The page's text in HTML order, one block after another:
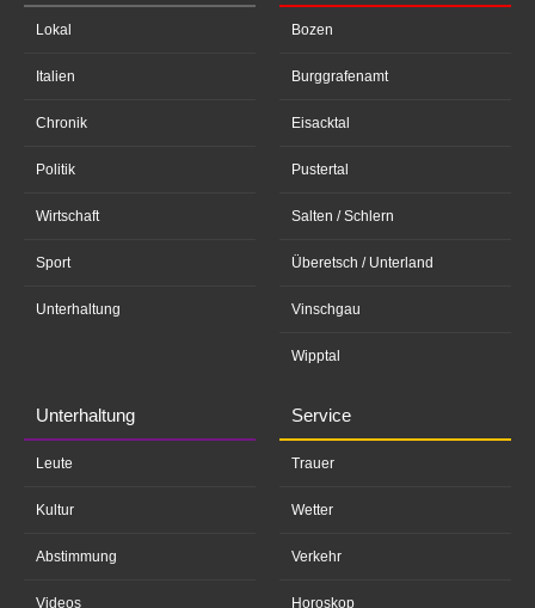
Lokal
Italien
Chronik
Politik
Wirtschaft
Sport
Unterhaltung
Bozen
Burggrafenamt
Eisacktal
Pustertal
Salten / Schlern
Überetsch / Unterland
Vinschgau
Wipptal
Unterhaltung
Leute
Kultur
Abstimmung
Videos
Service
Trauer
Wetter
Verkehr
Horoskop